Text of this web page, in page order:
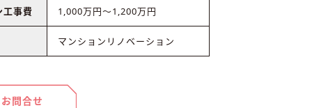
工事費 1,000万円〜1,200万円
マンションリノベーション
お問合せ